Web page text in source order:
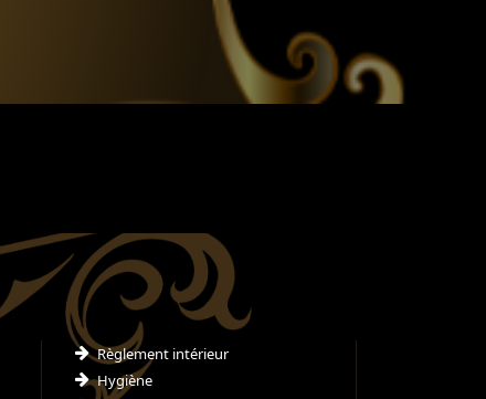
Règlement intérieur
Hygiène